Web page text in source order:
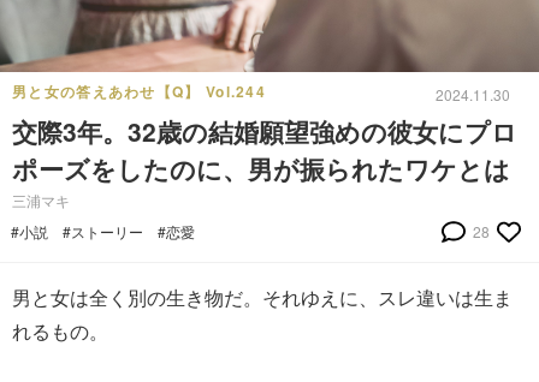
男と女の答えあわせ【Q】 Vol.244 2024.11.30
交際3年。32歳の結婚願望強めの彼女にプロ
ポーズをしたのに、男が振られたワケとは
三浦マキ
#小説
#ストーリー #恋愛 28
男と女は全く別の生き物だ。それゆえに、スレ違いは生ま
れるもの。